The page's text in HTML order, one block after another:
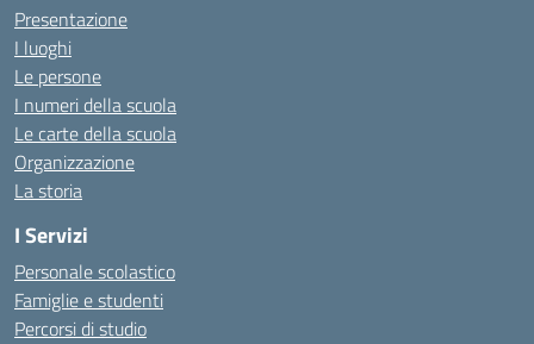
Presentazione
I luoghi
Le persone
I numeri della scuola
Le carte della scuola
Organizzazione
La storia
I Servizi
Personale scolastico
Famiglie e studenti
Percorsi di studio